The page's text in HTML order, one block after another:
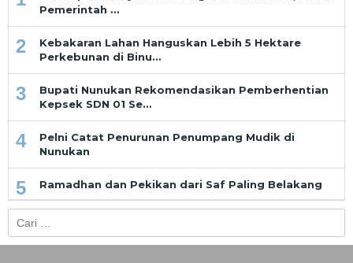
Pemerintah …
2
Kebakaran Lahan Hanguskan Lebih 5 Hektare
Perkebunan di Binu…
3
Bupati Nunukan Rekomendasikan Pemberhentian
Kepsek SDN 01 Se…
4
Pelni Catat Penurunan Penumpang Mudik di
Nunukan
5 Ramadhan dan Pekikan dari Saf Paling Belakang
untuk: